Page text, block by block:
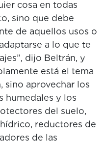
cosa en todas
sino que debe
de aquellos usos o
a lo que te
dijo Beltrán, y
está el tema
sino aprovechar los
humedales y los
del suelo,
reductores de
de las